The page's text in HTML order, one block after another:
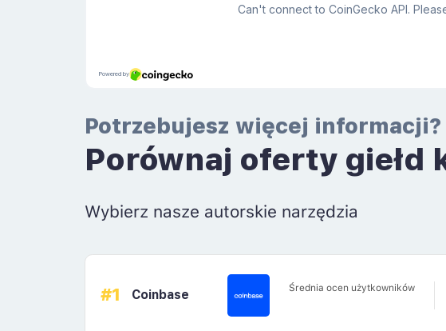
Potrzebujesz więcej informacji?
Porównaj oferty giełd
Wybierz nasze autorskie narzędzia
#1 Coinbase Średnia ocen użytkowników